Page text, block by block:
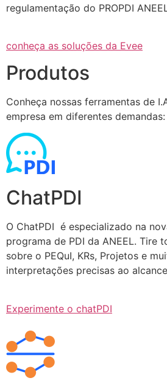
regulamentação do PROPDI
conheça as soluções da Evee
Produtos
Conheça nossas ferramentas de
empresa em diferentes demandas:
ChatPDI
O ChatPDI é especializado na
programa de PDI da ANEEL. Tire
sobre o PEQuI, KRs, Projetos e
interpretações precisas ao
Experimente o chatPDI